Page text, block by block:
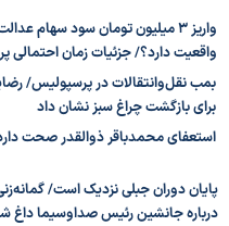
واریز ۳ میلیون تومان سود سهام
واقعیت دارد؟/ جزئیات زمان احتمالی
بمب نقل‌وانتقالات در پرسپولیس/
برای بازگشت چراغ سبز نشان داد
استعفای محمدباقر ذوالقدر صحت
پایان دوران جبلی نزدیک است/
درباره جانشین رئیس صداوسیما داغ